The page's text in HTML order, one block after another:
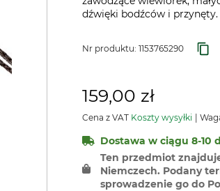
dźwięki bodźców i przynęty.
Nr produktu: 1153765290
159,00 zł
Cena z VAT Koszty wysyłki
Dostawa w ciągu 8-10
Ten przedmiot
Niemczech. Podany
sprowadzenie go do